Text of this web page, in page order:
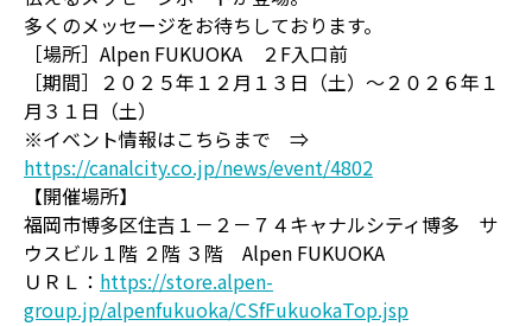
多くのメッセージをお待ちしております。
［場所］Alpen FUKUOKA ２F入口前
［期間］２０２５年１２月１３日（土）～２０２６年１
月３１日（土）
※イベント情報はこちらまで ⇒
https://canalcity.co.jp/news/event/4802
【開催場所】
福岡市博多区住吉１－２－７４キャナルシティ博多 サ
ウスビル１階 ２階 ３階 Alpen FUKUOKA
ＵＲＬ： https://store.alpen-
group.jp/alpenfukuoka/CSfFukuokaTop.jsp